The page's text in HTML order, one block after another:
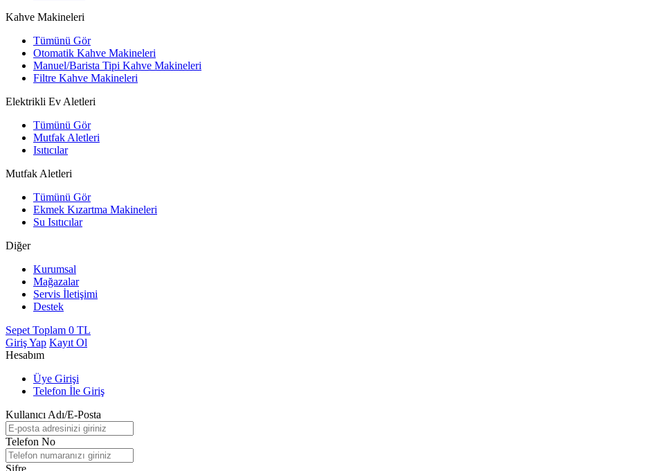
Kahve Makineleri
Tümünü Gör
Otomatik Kahve Makineleri
Manuel/Barista Tipi Kahve Makineleri
Filtre Kahve Makineleri
Elektrikli Ev Aletleri
Tümünü Gör
Mutfak Aletleri
Isıtıcılar
Mutfak Aletleri
Tümünü Gör
Ekmek Kızartma Makineleri
Su Isıtıcılar
Diğer
Kurumsal
Mağazalar
Servis İletişimi
Destek
Sepet Toplam 0 TL
Giriş Yap Kayıt Ol
Hesabım
Üye Girişi
Telefon İle Giriş
Kullanıcı Adı/E-Posta
Telefon No
Şifre